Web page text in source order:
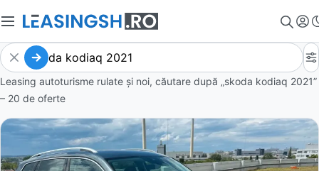
Leasing autoturisme rulate și noi, căutare după „skoda kodiaq 2021”
– 20 de oferte